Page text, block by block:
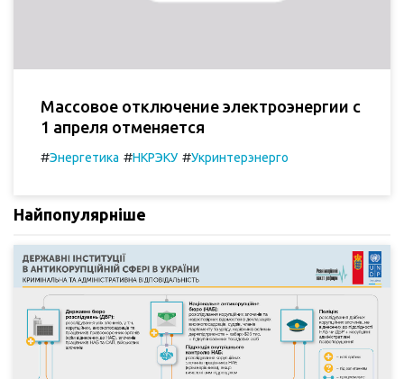
Массовое отключение электроэнергии с
1 апреля отменяется
#Энергетика #НКРЭКУ #Укринтерэнерго
Найпопулярніше